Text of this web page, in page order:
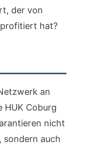
der von
hat?
an
HUK Coburg
nicht
sondern auch